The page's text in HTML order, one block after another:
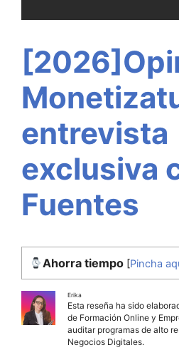
entrevista
exclusiva
Fuentes
Ahorra tiempo [Pincha
Erika
Esta reseña ha sido
de Formación Online y
auditar programas de alto
Negocios Digitales.